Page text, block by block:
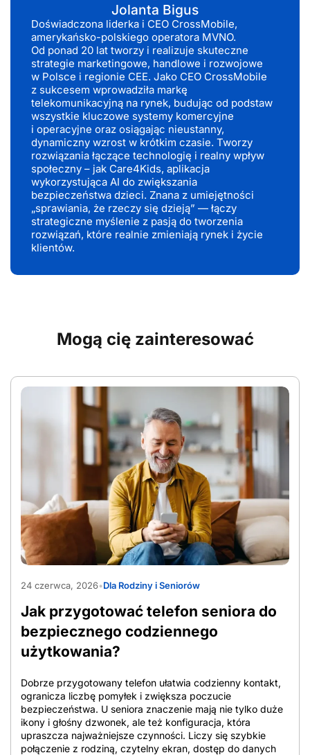
Jolanta Bigus
Doświadczona liderka i CEO CrossMobile,
amerykańsko-polskiego operatora MVNO.
Od ponad 20 lat tworzy i realizuje skuteczne
strategie marketingowe, handlowe i rozwojowe
w Polsce i regionie CEE. Jako CEO CrossMobile
z sukcesem wprowadziła markę
telekomunikacyjną na rynek, budując od podstaw
wszystkie kluczowe systemy komercyjne
i operacyjne oraz osiągając nieustanny,
dynamiczny wzrost w krótkim czasie. Tworzy
rozwiązania łączące technologię i realny wpływ
społeczny – jak Care4Kids, aplikacja
wykorzystująca AI do zwiększania
bezpieczeństwa dzieci. Znana z umiejętności
„sprawiania, że rzeczy się dzieją” — łączy
strategiczne myślenie z pasją do tworzenia
rozwiązań, które realnie zmieniają rynek i życie
klientów.
Mogą cię zainteresować
AdobeStock_1565597090
24 czerwca, 2026•Dla Rodziny i Seniorów
Jak przygotować telefon seniora do
bezpiecznego codziennego
użytkowania?
Dobrze przygotowany telefon ułatwia codzienny kontakt,
ogranicza liczbę pomyłek i zwiększa poczucie
bezpieczeństwa. U seniora znaczenie mają nie tylko duże
ikony i głośny dzwonek, ale też konfiguracja, która
upraszcza najważniejsze czynności. Liczy się szybkie
połączenie z rodziną, czytelny ekran, dostęp do danych